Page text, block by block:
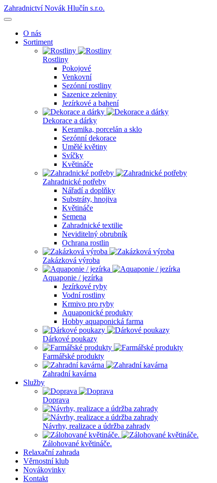
Zahradnictví Novák Hlučín s.r.o.
O nás
Sortiment
Rostliny
Pokojové
Venkovní
Sezónní rostliny
Sazenice zeleniny
Jezírkové a bahení
Dekorace a dárky
Keramika, porcelán a sklo
Sezónní dekorace
Umělé květiny
Svíčky
Květináče
Zahradnické potřeby
Nářadí a doplňky
Substráty, hnojiva
Květináče
Semena
Zahradnické textilie
Neviditelný obrubník
Ochrana rostlin
Zakázková výroba
Aquaponie / jezírka
Jezírkové ryby
Vodní rostliny
Krmivo pro ryby
Aquaponické produkty
Hobby aquaponická farma
Dárkové poukazy
Farmářské produkty
Zahradní kavárna
Služby
Doprava
Návrhy, realizace a údržba zahrady
Zálohované květináče.
Relaxační zahrada
Věrnostní klub
Novákovinky
Kontakt